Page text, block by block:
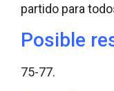
partido para
Posible
75-77.